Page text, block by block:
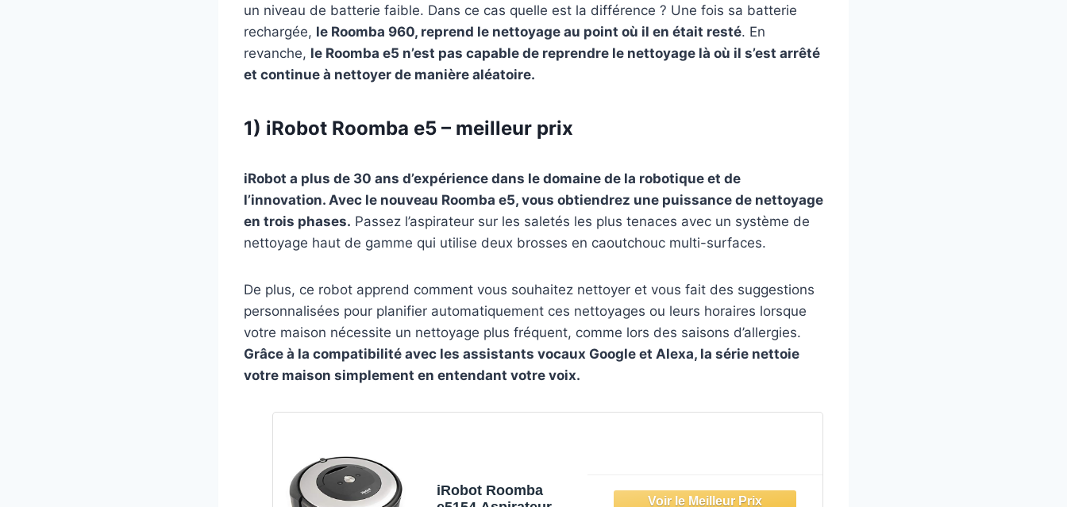
un niveau de batterie faible. Dans ce cas quelle est la différence ? Une fois sa batterie
rechargée, le Roomba 960, reprend le nettoyage au point où il en était resté. En
revanche, le Roomba e5 n’est pas capable de reprendre le nettoyage là où il s’est arrêté
et continue à nettoyer de manière aléatoire.
1) iRobot Roomba e5 – meilleur prix
iRobot a plus de 30 ans d’expérience dans le domaine de la robotique et de
l’innovation. Avec le nouveau Roomba e5, vous obtiendrez une puissance de nettoyage
en trois phases. Passez l’aspirateur sur les saletés les plus tenaces avec un système de
nettoyage haut de gamme qui utilise deux brosses en caoutchouc multi-surfaces.
De plus, ce robot apprend comment vous souhaitez nettoyer et vous fait des suggestions
personnalisées pour planifier automatiquement ces nettoyages ou leurs horaires lorsque
votre maison nécessite un nettoyage plus fréquent, comme lors des saisons d’allergies.
Grâce à la compatibilité avec les assistants vocaux Google et Alexa, la série nettoie
votre maison simplement en entendant votre voix.
iRobot Roomba